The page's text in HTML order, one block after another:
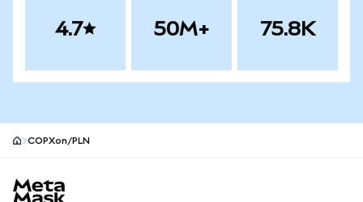
4.7 50M+ 75.8K
COPXon/PLN